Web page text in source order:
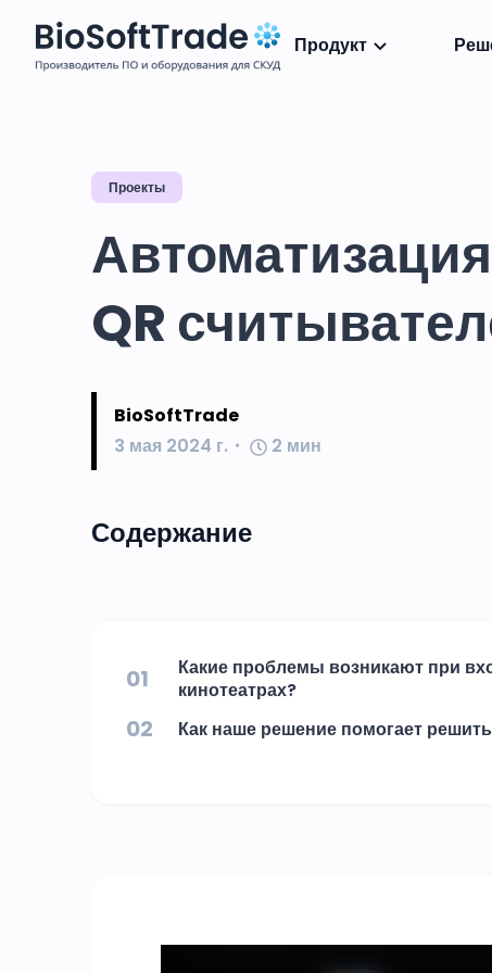
Продукт
Проекты
QR
BioSoftTrade
3 мая 2024 г.
2 мин
Содержание
01
Какие проблемы возникают при
кинотеатрах?
02 Как наше решение помогает